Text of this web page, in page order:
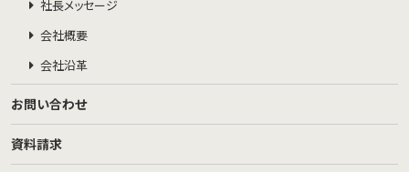
社長メッセージ
会社概要
会社沿革
お問い合わせ
資料請求